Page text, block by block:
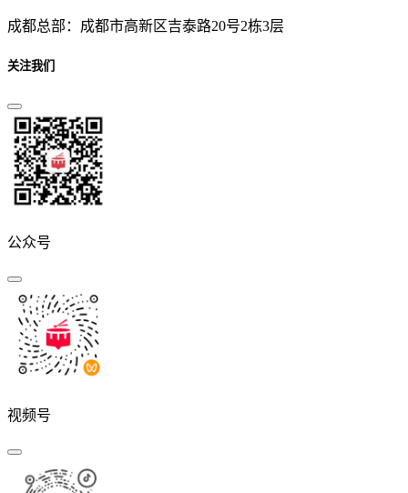
成都总部：成都市高新区吉泰路20号2栋3层
关注我们
公众号
视频号